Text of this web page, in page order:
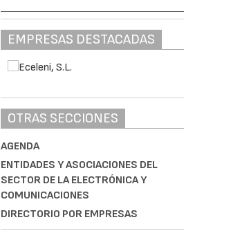
EMPRESAS DESTACADAS
OTRAS SECCIONES
AGENDA
ENTIDADES Y ASOCIACIONES DEL
SECTOR DE LA ELECTRÓNICA Y
COMUNICACIONES
DIRECTORIO POR EMPRESAS